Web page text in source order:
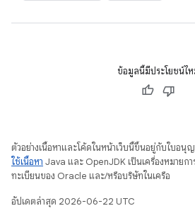
ข้อมูลนี้มีประโยชน์ไ
ตัวอย่างเนื้อหาและโค้ดในหน้าเว็บนี้ขึ้นอยู่กับใบอนุ
ใช้เนื้อหา Java และ OpenJDK เป็นเครื่องหมายกา
ทะเบียนของ Oracle และ/หรือบริษัทในเครือ
อัปเดตล่าสุด 2026-06-22 UTC